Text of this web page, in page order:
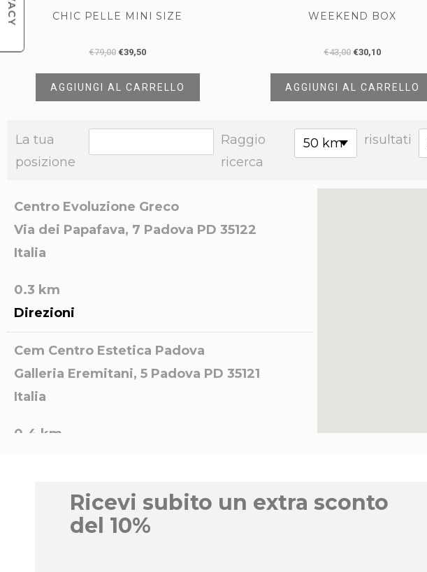
CHIC PELLE MINI SIZE
€79,00 €39,50
AGGIUNGI AL CARRELLO
WEEKEND BOX
€43,00 €30,10
AGGIUNGI AL CARRELLO
La tua
posizione
Raggio
ricerca
50 km risultati
Centro Evoluzione Greco
Via dei Papafava, 7 Padova PD 35122
Italia
0.3 km
Direzioni
Cem Centro Estetica Padova
Galleria Eremitani, 5 Padova PD 35121
Italia
0.4 km
Centro di Bellezza L’ESTETICA di Rossella
Dalle Fratte
Ricevi subito un extra sconto
del 10%